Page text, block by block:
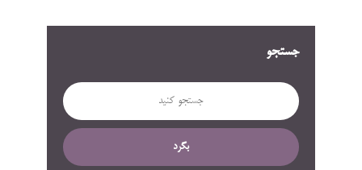
جستجو
بگرد